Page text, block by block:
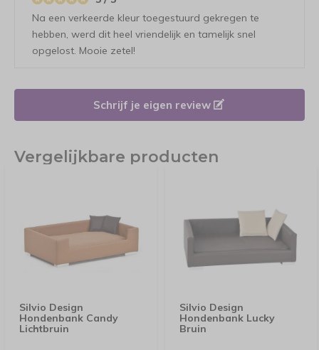
Na een verkeerde kleur toegestuurd gekregen te
hebben, werd dit heel vriendelijk en tamelijk snel
opgelost. Mooie zetel!
Schrijf je eigen review
Vergelijkbare producten
Silvio Design
Hondenbank Candy
Lichtbruin
Silvio Design
Hondenbank Lucky
Bruin